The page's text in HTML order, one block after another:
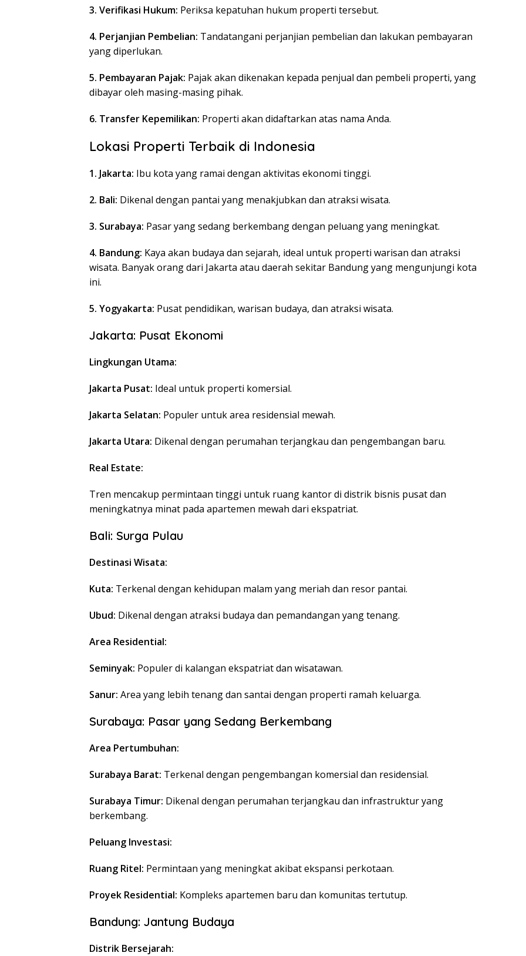
3. Verifikasi Hukum: Periksa kepatuhan hukum properti tersebut.
4. Perjanjian Pembelian: Tandatangani perjanjian pembelian dan lakukan pembayaran
yang diperlukan.
5. Pembayaran Pajak: Pajak akan dikenakan kepada penjual dan pembeli properti, yang
dibayar oleh masing-masing pihak.
6. Transfer Kepemilikan: Properti akan didaftarkan atas nama Anda.
Lokasi Properti Terbaik di Indonesia
1. Jakarta: Ibu kota yang ramai dengan aktivitas ekonomi tinggi.
2. Bali: Dikenal dengan pantai yang menakjubkan dan atraksi wisata.
3. Surabaya: Pasar yang sedang berkembang dengan peluang yang meningkat.
4. Bandung: Kaya akan budaya dan sejarah, ideal untuk properti warisan dan atraksi
wisata. Banyak orang dari Jakarta atau daerah sekitar Bandung yang mengunjungi kota
ini.
5. Yogyakarta: Pusat pendidikan, warisan budaya, dan atraksi wisata.
Jakarta: Pusat Ekonomi
Lingkungan Utama:
Jakarta Pusat: Ideal untuk properti komersial.
Jakarta Selatan: Populer untuk area residensial mewah.
Jakarta Utara: Dikenal dengan perumahan terjangkau dan pengembangan baru.
Real Estate:
Tren mencakup permintaan tinggi untuk ruang kantor di distrik bisnis pusat dan
meningkatnya minat pada apartemen mewah dari ekspatriat.
Bali: Surga Pulau
Destinasi Wisata:
Kuta: Terkenal dengan kehidupan malam yang meriah dan resor pantai.
Ubud: Dikenal dengan atraksi budaya dan pemandangan yang tenang.
Area Residential:
Seminyak: Populer di kalangan ekspatriat dan wisatawan.
Sanur: Area yang lebih tenang dan santai dengan properti ramah keluarga.
Surabaya: Pasar yang Sedang Berkembang
Area Pertumbuhan:
Surabaya Barat: Terkenal dengan pengembangan komersial dan residensial.
Surabaya Timur: Dikenal dengan perumahan terjangkau dan infrastruktur yang
berkembang.
Peluang Investasi:
Ruang Ritel: Permintaan yang meningkat akibat ekspansi perkotaan.
Proyek Residential: Kompleks apartemen baru dan komunitas tertutup.
Bandung: Jantung Budaya
Distrik Bersejarah: